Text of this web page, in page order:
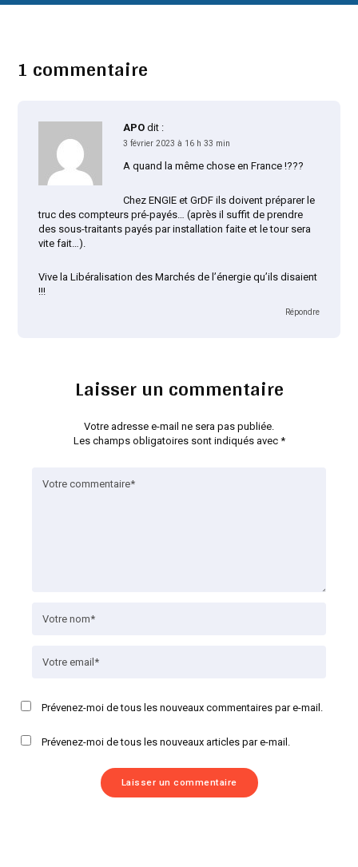
1 commentaire
APO dit :
3 février 2023 à 16 h 33 min
A quand la même chose en France !???
Chez ENGIE et GrDF ils doivent préparer le
truc des compteurs pré-payés… (après il suffit de prendre
des sous-traitants payés par installation faite et le tour sera
vite fait…).
Vive la Libéralisation des Marchés de l’énergie qu’ils disaient
!!!
Répondre
Laisser un commentaire
Votre adresse e-mail ne sera pas publiée.
Les champs obligatoires sont indiqués avec *
Prévenez-moi de tous les nouveaux commentaires par e-mail.
Prévenez-moi de tous les nouveaux articles par e-mail.